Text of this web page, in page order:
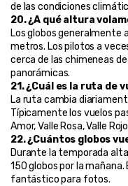
de las condiciones
20. ¿A qué altura
Los globos
metros. Los pilotos a
cerca de las chimeneas
panorámicas.
21. ¿Cuál es la ruta de
La ruta cambia
Típicamente los vuelos
Amor, Valle Rosa, Valle
22. ¿Cuántos globos
Durante la temporada
150 globos por la
fantástico para fotos.